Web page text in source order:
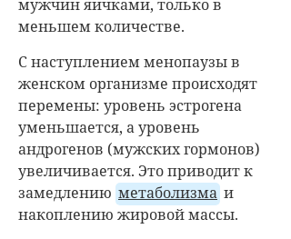
мужчин яичками, только в
меньшем количестве.
С наступлением менопаузы в
женском организме происходят
перемены: уровень эстрогена
уменьшается, а уровень
андрогенов (мужских гормонов)
увеличивается. Это приводит к
замедлению метаболизма и
накоплению жировой массы.